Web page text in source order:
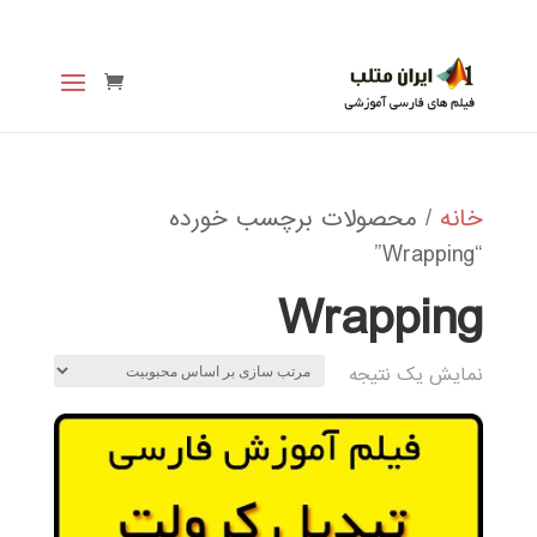
خانه / محصولات برچسب خورده
“Wrapping”
Wrapping
نمایش یک نتیجه